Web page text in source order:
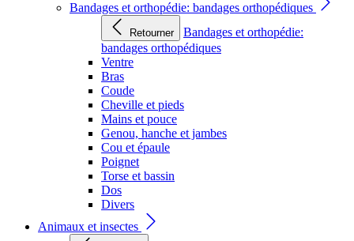
Bandages et orthopédie: bandages orthopédiques
Retourner
Bandages et orthopédie:
bandages orthopédiques
Ventre
Bras
Coude
Cheville et pieds
Mains et pouce
Genou, hanche et jambes
Cou et épaule
Poignet
Torse et bassin
Dos
Divers
Animaux et insectes